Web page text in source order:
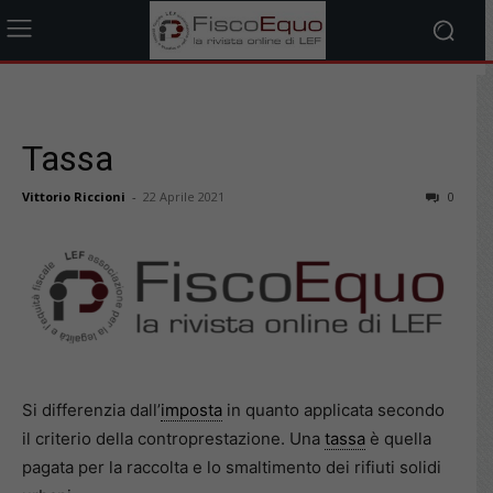
Tassa
Vittorio Riccioni - 22 Aprile 2021 0
Si differenzia dall’imposta in quanto applicata secondo
il criterio della controprestazione. Una tassa è quella
pagata per la raccolta e lo smaltimento dei rifiuti solidi